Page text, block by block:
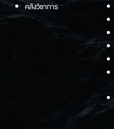
คลังวิชาการ